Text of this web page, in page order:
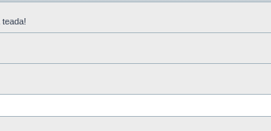
teada!